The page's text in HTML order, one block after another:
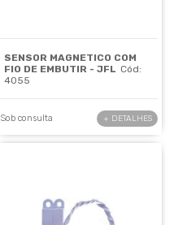
SENSOR MAGNETICO COM
FIO DE EMBUTIR - JFL Cód:
4055
Sob consulta + DETALHES